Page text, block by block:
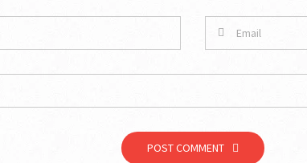
POST COMMENT